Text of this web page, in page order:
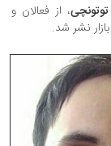
، از فعالان و
نشر شد.